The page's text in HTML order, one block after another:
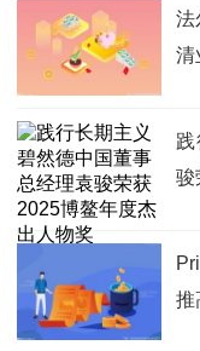
法
清
骏
推